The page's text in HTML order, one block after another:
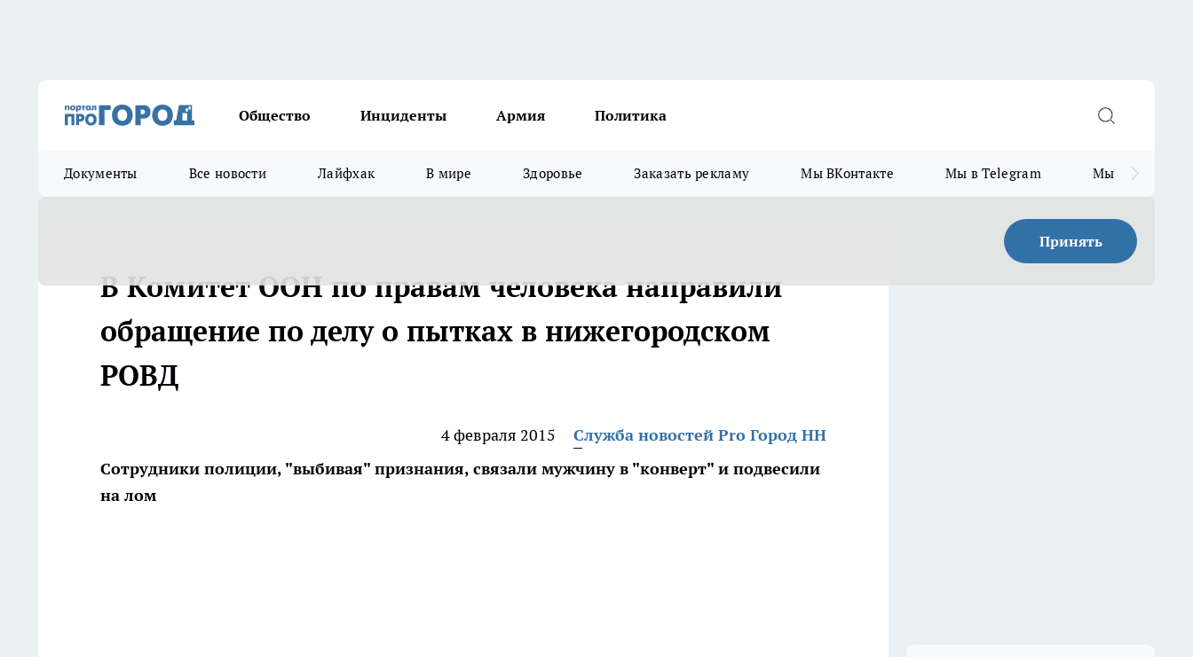
Общество Инциденты Армия Политика
Документы Все новости Лайфхак В мире Здоровье Заказать рекламу Мы ВКонтакте Мы в Telegram Мы в MAX
Принять
В Комитет ООН по правам человека направили
обращение по делу о пытках в нижегородском
РОВД
4 февраля 2015
Служба новостей Pro Город НН
Сотрудники полиции, "выбивая" признания, связали мужчину в "конверт" и подвесили
на лом